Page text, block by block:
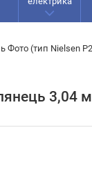
Фото (тип Nielsen
3,04